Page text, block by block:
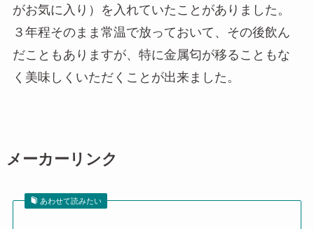
がお気に入り）を入れていたことがありました。
３年程そのまま常温で放っておいて、その後飲ん
だこともありますが、特に金属匂が移ることもな
く美味しくいただくことが出来ました。
メーカーリンク
あわせて読みたい